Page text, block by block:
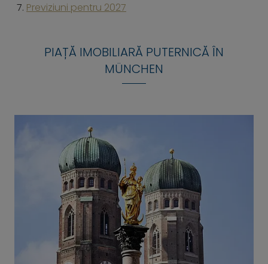
Previziuni pentru 2027
PIAȚĂ IMOBILIARĂ PUTERNICĂ ÎN
MÜNCHEN